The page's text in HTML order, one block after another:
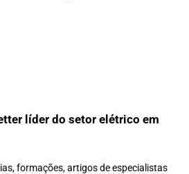
líder do setor elétrico em
formações, artigos de especialistas